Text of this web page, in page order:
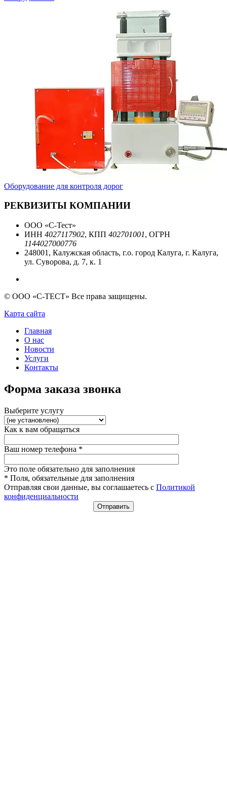
Оборудование для контроля дорог
РЕКВИЗИТЫ КОМПАНИИ
ООО «С-Тест»
ИНН 4027117902, КПП 402701001, ОГРН
1144027000776
248001, Калужская область, г.о. город Калуга, г. Калуга,
ул. Суворова, д. 7, к. 1
© ООО «С-ТЕСТ» Все права защищены.
Карта сайта
Главная
О нас
Новости
Услуги
Контакты
Форма заказа звонка
Выберите услугу
Как к вам обращаться
Ваш номер телефона *
Это поле обязательно для заполнения
* Поля, обязательные для заполнения
Отправляя свои данные, вы соглашаетесь с Политикой
конфиденциальности